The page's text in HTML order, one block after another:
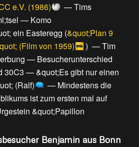
e.V. (1986)
—Tims
— Komo
ein Easteregg (&quot;Plan 9
(Film von 1959)
) —Tim
— Besucherunterschied
30C3 —&quot;Es gibt nur einen
(Ralf)
— Mindestens die
ist zum ersten mal auf
&quot;Papillon
Benjamin aus Bonn